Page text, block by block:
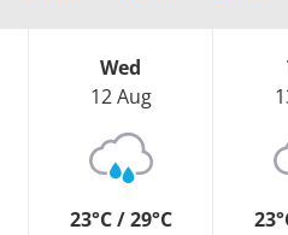
Wed
12 Aug
23°C / 29°C